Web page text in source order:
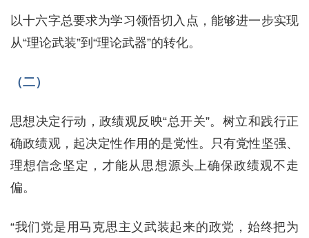
以十六字总要求为学习领悟切入点，能够进一步实现
从“理论武装”到“理论武器”的转化。
（二）
思想决定行动，政绩观反映“总开关”。树立和践行正
确政绩观，起决定性作用的是党性。只有党性坚强、
理想信念坚定，才能从思想源头上确保政绩观不走
偏。
“我们党是用马克思主义武装起来的政党，始终把为